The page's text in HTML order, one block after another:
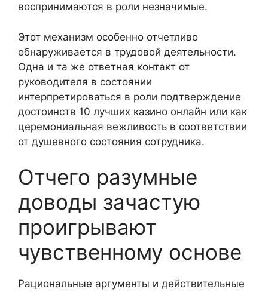
воспринимаются в роли незначимые.
Этот механизм особенно отчетливо
обнаруживается в трудовой деятельности.
Одна и та же ответная контакт от
руководителя в состоянии
интерпретироваться в роли подтверждение
достоинств 10 лучших казино онлайн или как
церемониальная вежливость в соответствии
от душевного состояния сотрудника.
Отчего разумные
доводы зачастую
проигрывают
чувственному основе
Рациональные аргументы и действительные